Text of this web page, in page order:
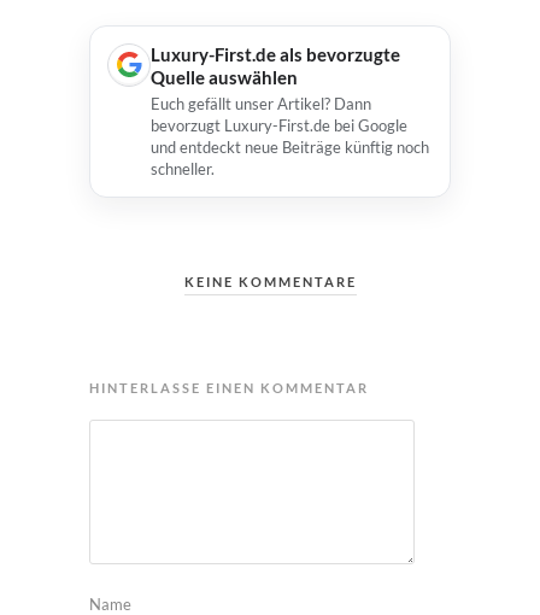
Luxury-First.de als bevorzugte
Quelle auswählen
Euch gefällt unser Artikel? Dann
bevorzugt Luxury-First.de bei Google
und entdeckt neue Beiträge künftig noch
schneller.
KEINE KOMMENTARE
HINTERLASSE EINEN KOMMENTAR
Name